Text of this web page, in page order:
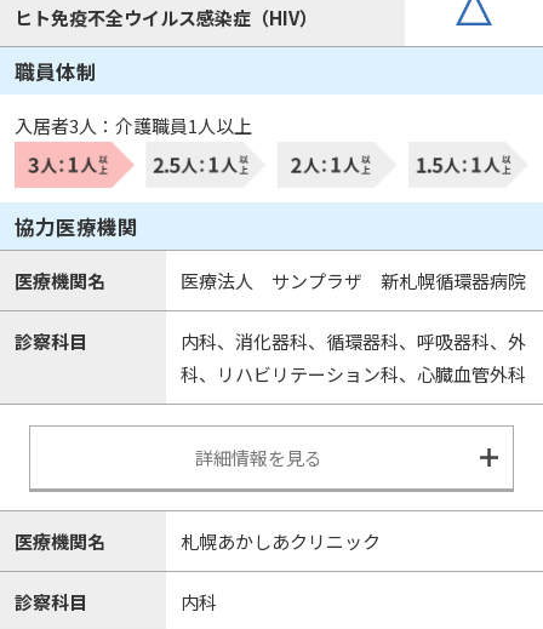
ヒト免疫不全ウイルス感染症（HIV）
職員体制
入居者3人：介護職員1人以上
協力医療機関
医療機関名 医療法人 サンプラザ 新札幌循環器病院
診察科目
内科、消化器科、循環器科、呼吸器科、外
科、リハビリテーション科、心臓血管外科
詳細情報を見る
医療機関名 札幌あかしあクリニック
診察科目 内科